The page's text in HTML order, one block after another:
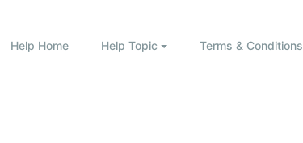
Help Home Help Topic Terms & Conditions